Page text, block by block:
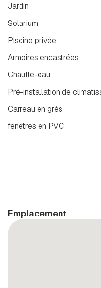
Jardin
Solarium
Piscine privée
Armoires encastrées
Chauffe-eau
Pré-installation de
Carreau en grès
fenêtres en PVC
Emplacement